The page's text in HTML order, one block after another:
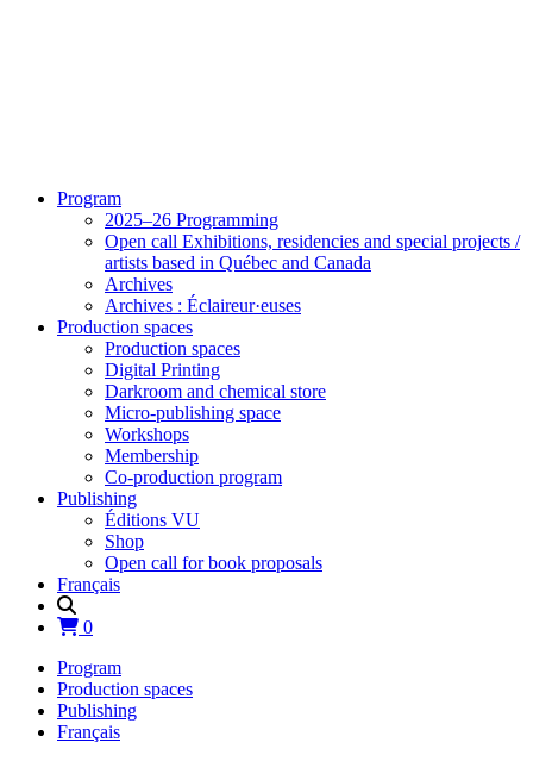
Program
2025–26 Programming
Open call Exhibitions, residencies and special projects /
artists based in Québec and Canada
Archives
Archives : Éclaireur·euses
Production spaces
Production spaces
Digital Printing
Darkroom and chemical store
Micro-publishing space
Workshops
Membership
Co-production program
Publishing
Éditions VU
Shop
Open call for book proposals
Français
0
Program
Production spaces
Publishing
Français